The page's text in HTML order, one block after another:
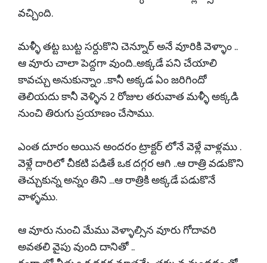
వచ్చింది.
మళ్ళీ తట్ట బుట్ట సర్దుకొని చెన్నూర్ అనే వూరికి వెళ్ళాం ..
ఆ వూరు చాలా పెద్దగా వుంది..అక్కడే పని చేయాలి
కావచ్చు అనుకున్నాం ..కానీ అక్కడ ఏం జరిగిందో
తెలియదు కానీ వెళ్ళిన 2 రోజుల తరువాత మళ్ళీ అక్కడి
నుంచి తిరుగు ప్రయాణం చేసాము.
ఎంత దూరం అయిన అందరం ట్రాక్టర్ లోనే వెళ్లే వాళ్లము .
వెళ్లే దారిలో చీకటి పడితే ఒక దగ్గర ఆగి ..ఆ రాత్రి వడుకొని
తెచ్చుకున్న అన్నం తిని ...ఆ రాత్రికి అక్కడే పడుకొనే
వాళ్ళము.
ఆ వూరు నుంచి మేము వెళ్ళాల్సిన వూరు గోదావరి
అవతలి వైపు వుంది దానితో ..